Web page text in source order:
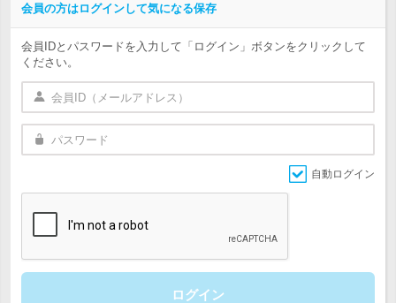
会員の方はログインして気になる保存
会員IDとパスワードを入力して「ログイン」ボタンをクリックして
ください。
自動ログイン
ログイン